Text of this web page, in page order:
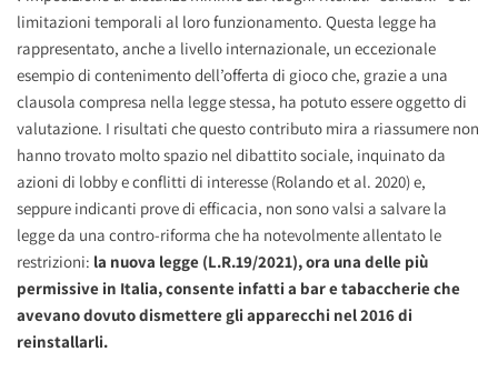
limitazioni temporali al loro funzionamento. Questa legge ha
rappresentato, anche a livello internazionale, un eccezionale
esempio di contenimento dell’offerta di gioco che, grazie a una
clausola compresa nella legge stessa, ha potuto essere oggetto di
valutazione. I risultati che questo contributo mira a riassumere non
hanno trovato molto spazio nel dibattito sociale, inquinato da
azioni di lobby e conflitti di interesse (Rolando et al. 2020) e,
seppure indicanti prove di efficacia, non sono valsi a salvare la
legge da una contro-riforma che ha notevolmente allentato le
restrizioni: la nuova legge (L.R.19/2021), ora una delle più
permissive in Italia, consente infatti a bar e tabaccherie che
avevano dovuto dismettere gli apparecchi nel 2016 di
reinstallarli.